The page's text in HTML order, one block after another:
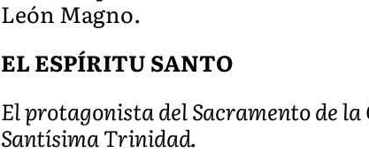
León Magno.
EL ESPÍRITU SANTO
El protagonista del Sacramento de
Santísima Trinidad.